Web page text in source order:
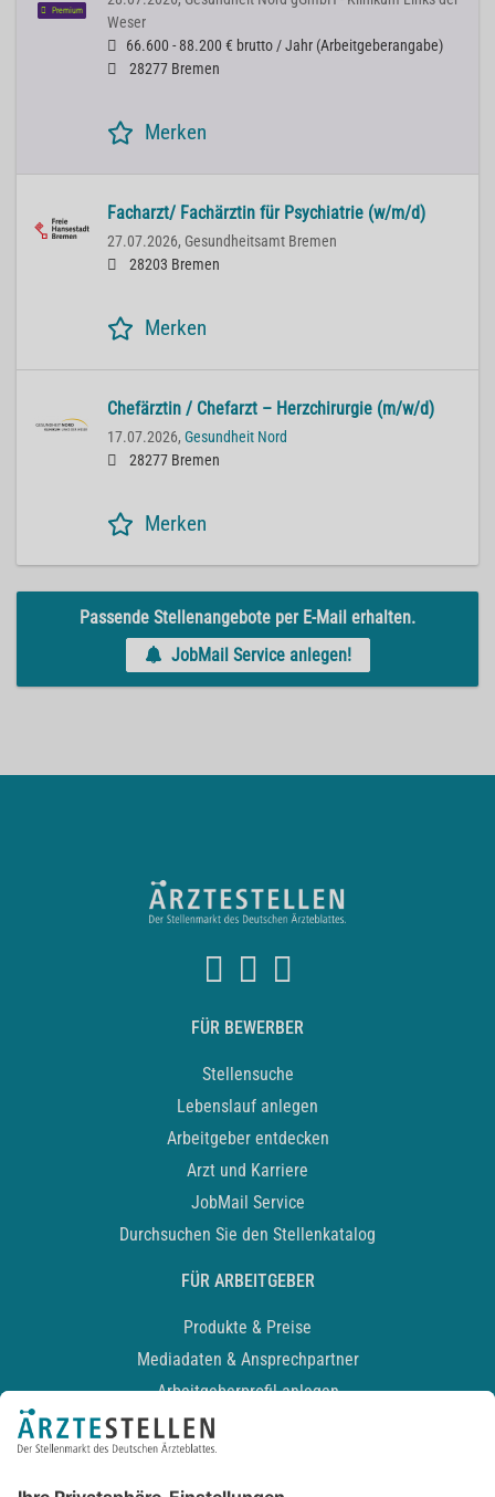
Premium
Weser
66.600 - 88.200 € brutto / Jahr (Arbeitgeberangabe)
28277 Bremen
Merken
Facharzt/ Fachärztin für Psychiatrie (w/m/d)
27.07.2026, Gesundheitsamt Bremen
28203 Bremen
Merken
Chefärztin / Chefarzt – Herzchirurgie (m/w/d)
17.07.2026, Gesundheit Nord
28277 Bremen
Merken
Passende Stellenangebote per E-Mail erhalten.
JobMail Service anlegen!
FÜR BEWERBER
Stellensuche
Lebenslauf anlegen
Arbeitgeber entdecken
Arzt und Karriere
JobMail Service
Durchsuchen Sie den Stellenkatalog
FÜR ARBEITGEBER
Produkte & Preise
Mediadaten & Ansprechpartner
Arbeitgeberprofil anlegen
Recruiting-Podcast